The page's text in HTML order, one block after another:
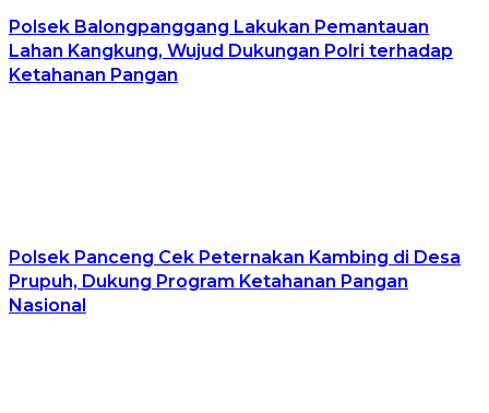
Polsek Balongpanggang Lakukan Pemantauan
Lahan Kangkung, Wujud Dukungan Polri terhadap
Ketahanan Pangan
Polsek Panceng Cek Peternakan Kambing di Desa
Prupuh, Dukung Program Ketahanan Pangan
Nasional